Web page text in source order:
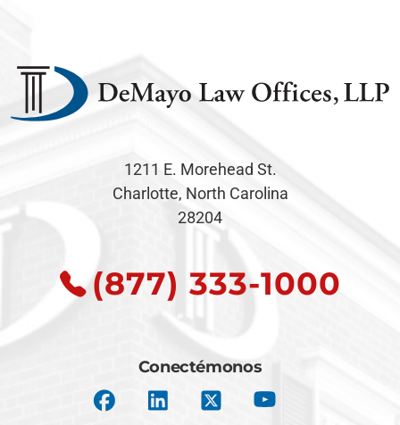
1211 E. Morehead St.
Charlotte, North Carolina
28204
(877) 333-1000
Conectémonos